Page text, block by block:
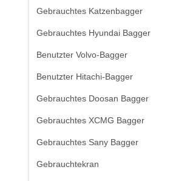
Gebrauchtes Katzenbagger
Gebrauchtes Hyundai Bagger
Benutzter Volvo-Bagger
Benutzter Hitachi-Bagger
Gebrauchtes Doosan Bagger
Gebrauchtes XCMG Bagger
Gebrauchtes Sany Bagger
Gebrauchtekran